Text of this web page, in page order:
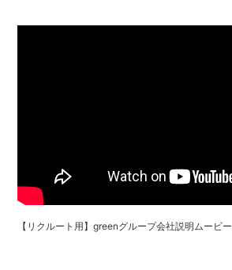
【リクルート用】greenグループ会社説明ムービー